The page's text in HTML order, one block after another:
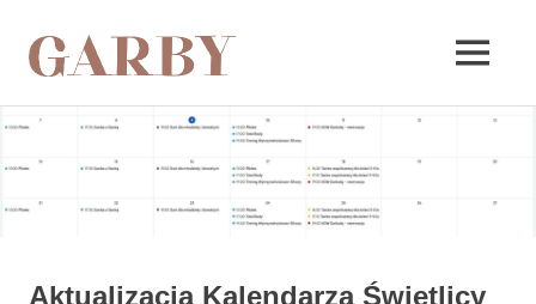
content
MENU
Aktualizacja Kalendarza Świetlicy